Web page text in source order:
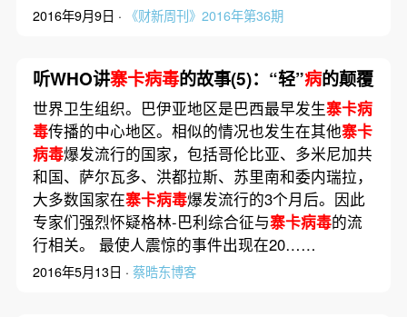
2016年9月9日 · 《财新周刊》2016年第36期
听WHO讲寨卡病毒的故事(5)：“轻”病的颠覆
世界卫生组织。巴伊亚地区是巴西最早发生寨卡病
毒传播的中心地区。相似的情况也发生在其他寨卡
病毒爆发流行的国家，包括哥伦比亚、多米尼加共
和国、萨尔瓦多、洪都拉斯、苏里南和委内瑞拉，
大多数国家在寨卡病毒爆发流行的3个月后。因此
专家们强烈怀疑格林-巴利综合征与寨卡病毒的流
行相关。 最使人震惊的事件出现在20……
2016年5月13日 · 蔡晧东博客